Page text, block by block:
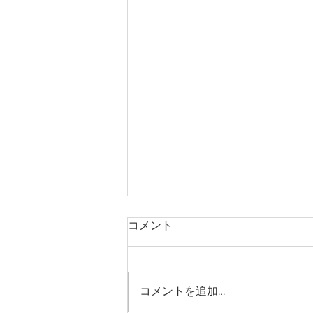
コメント
コメントを追加…